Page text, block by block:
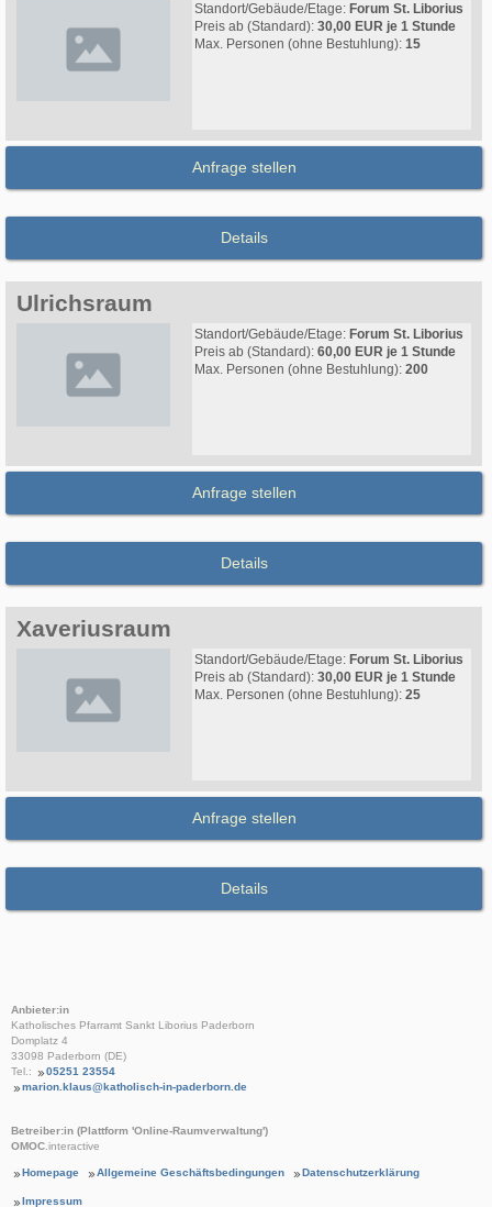
Standort/Gebäude/Etage: Forum St. Liborius
Preis ab (Standard): 30,00 EUR je 1 Stunde
Max. Personen (ohne Bestuhlung): 15
Anfrage stellen
Details
Ulrichsraum
Standort/Gebäude/Etage: Forum St. Liborius
Preis ab (Standard): 60,00 EUR je 1 Stunde
Max. Personen (ohne Bestuhlung): 200
Anfrage stellen
Details
Xaveriusraum
Standort/Gebäude/Etage: Forum St. Liborius
Preis ab (Standard): 30,00 EUR je 1 Stunde
Max. Personen (ohne Bestuhlung): 25
Anfrage stellen
Details
Anbieter:in
Katholisches Pfarramt Sankt Liborius Paderborn
Domplatz 4
33098 Paderborn (DE)
Tel.:
05251 23554
marion.klaus@katholisch-in-paderborn.de
Betreiber:in (Plattform 'Online-Raumverwaltung')
OMOC.interactive
Homepage Allgemeine Geschäftsbedingungen Datenschutzerklärung
Impressum